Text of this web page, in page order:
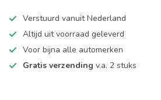
Verstuurd vanuit Nederland
Altijd uit voorraad geleverd
Voor bijna alle automerken
Gratis verzending v.a. 2 stuks